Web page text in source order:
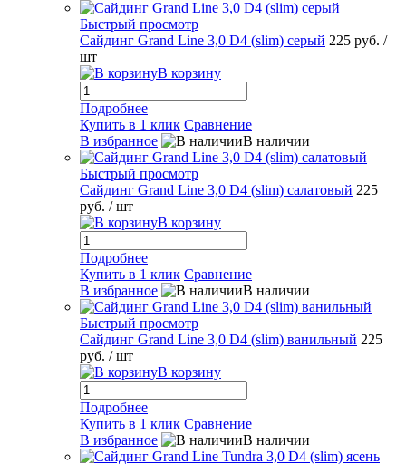
Быстрый просмотр
Сайдинг Grand Line 3,0 D4 (slim) серый 225 руб. /
шт
В корзину
Подробнее
Купить в 1 клик Сравнение
В избранное
В наличии
Быстрый просмотр
Сайдинг Grand Line 3,0 D4 (slim) салатовый 225
руб. / шт
В корзину
Подробнее
Купить в 1 клик Сравнение
В избранное
В наличии
Быстрый просмотр
Сайдинг Grand Line 3,0 D4 (slim) ванильный 225
руб. / шт
В корзину
Подробнее
Купить в 1 клик Сравнение
В избранное
В наличии